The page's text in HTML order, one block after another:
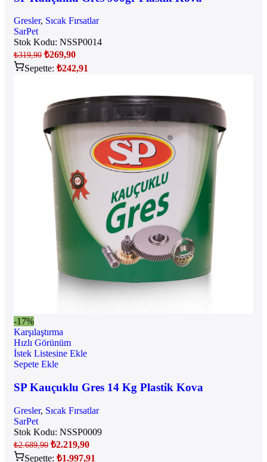
Gresler, Sıcak Fırsatlar
SarPet
Stok Kodu: NSSP0014
₺319,90 ₺269,90
Sepette: ₺242,91
-17%
Karşılaştırma
Hızlı Görünüm
İstek Listesine Ekle
Sepete Ekle
SP Kauçuklu Gres 14 Kg Plastik Kova
Gresler, Sıcak Fırsatlar
SarPet
Stok Kodu: NSSP0009
₺2.689,90 ₺2.219,90
Sepette: ₺1.997,91